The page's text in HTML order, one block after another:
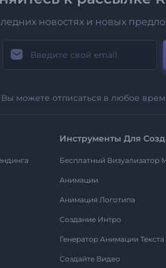
новостях и новых
Вы можете отписаться в любое
Инструменты Для
Бесплатный Визуализатор
Анимации
Анимация Логотипа
Создание Интро
Генератор Анимации Текста
Создайте Видео